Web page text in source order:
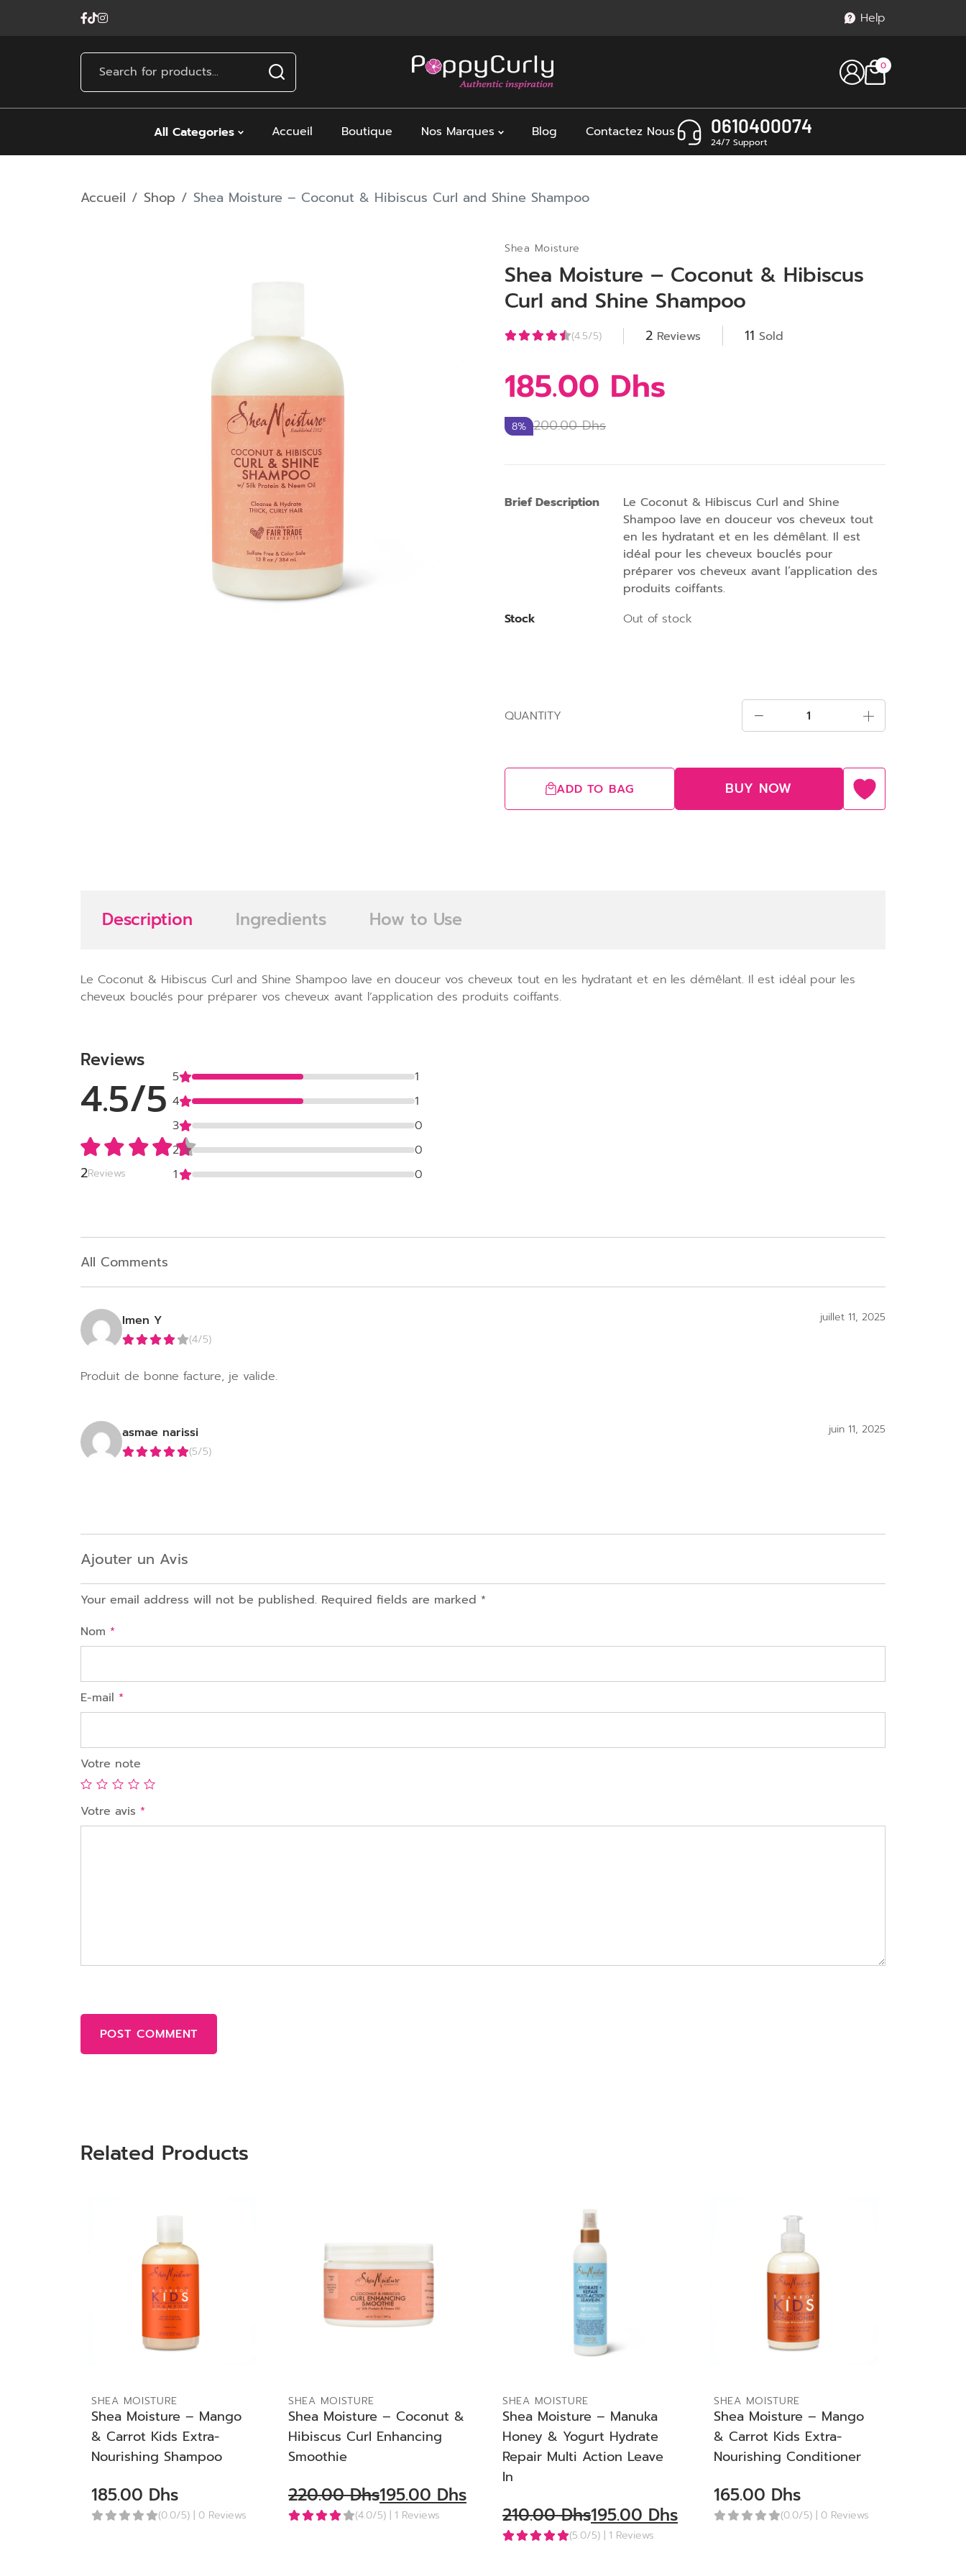
Help
0
All Categories Accueil Boutique Nos Marques Blog Contactez Nous 0610400074
24/7 Support
Accueil Shop Shea Moisture – Coconut & Hibiscus Curl and Shine Shampoo
Shea Moisture
Shea Moisture – Coconut & Hibiscus
Curl and Shine Shampoo
(4.5/5) 2 Reviews 11 Sold
185.00 Dhs
8% 200.00Dhs
Brief Description
Le Coconut & Hibiscus Curl and Shine
Shampoo lave en douceur vos cheveux tout
en les hydratant et en les démêlant. Il est
idéal pour les cheveux bouclés pour
préparer vos cheveux avant l’application des
produits coiffants.
Stock
Out of stock
QUANTITY
ADD TO BAG BUY NOW
Description Ingredients How to Use
Le Coconut & Hibiscus Curl and Shine Shampoo lave en douceur vos cheveux tout en les hydratant et en les démêlant. Il est idéal pour les
cheveux bouclés pour préparer vos cheveux avant l’application des produits coiffants.
Reviews
4.5/5
2Reviews
5
1
4
1
3
0
2
0
1
0
All Comments
Imen Y
(4/5)
juillet 11, 2025
Produit de bonne facture, je valide.
asmae narissi
(5/5)
juin 11, 2025
Ajouter un Avis
Your email address will not be published. Required fields are marked *
Nom *
E-mail *
Votre note
Votre avis *
POST COMMENT
Related Products
ADD TO BAG
SHEA MOISTURE
Shea Moisture – Mango
& Carrot Kids Extra-
Nourishing Shampoo
185.00 Dhs
(0.0/5) | 0 Reviews
ADD TO BAG
SHEA MOISTURE
Shea Moisture – Coconut &
Hibiscus Curl Enhancing
Smoothie
220.00Dhs195.00Dhs
(4.0/5) | 1 Reviews
ADD TO BAG
SHEA MOISTURE
Shea Moisture – Manuka
Honey & Yogurt Hydrate
Repair Multi Action Leave
In
210.00Dhs195.00Dhs
(5.0/5) | 1 Reviews
ADD TO BAG
SHEA MOISTURE
Shea Moisture – Mango
& Carrot Kids Extra-
Nourishing Conditioner
165.00 Dhs
(0.0/5) | 0 Reviews